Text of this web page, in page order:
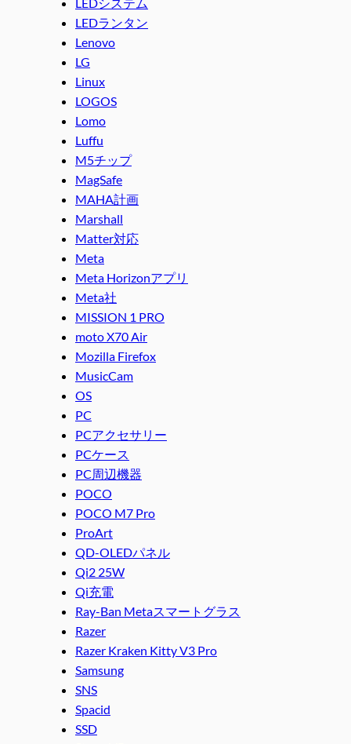
LEDランタン
Lenovo
LG
Linux
LOGOS
Lomo
Luffu
M5チップ
MagSafe
MAHA計画
Marshall
Matter対応
Meta
Meta Horizonアプリ
Meta社
MISSION 1 PRO
moto X70 Air
Mozilla Firefox
MusicCam
OS
PC
PCアクセサリー
PCケース
PC周辺機器
POCO
POCO M7 Pro
ProArt
QD-OLEDパネル
Qi2 25W
Qi充電
Ray-Ban Metaスマートグラス
Razer
Razer Kraken Kitty V3 Pro
Samsung
SNS
Spacid
SSD